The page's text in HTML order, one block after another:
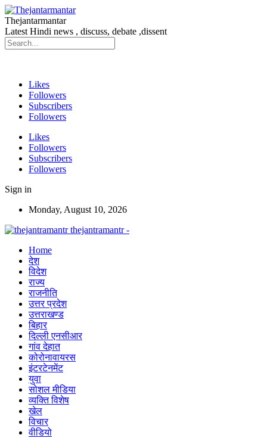
Thejantarmantar
Latest Hindi news , discuss, debate ,dissent
Likes
Followers
Subscribers
Followers
Likes
Followers
Subscribers
Followers
Sign in
Monday, August 10, 2026
thejantramantr -
Home
देश
विदेश
राज्य
राजनीति
उत्तर प्रदेश
उत्तराखण्ड
बिहार
दिल्ली एनसीआर
गांव देहात
कोरोनावायरस
इंटरटेनमेंट
युवा
सोशल मीडिया
व्यक्ति विशेष
खेल
विचार
वीडियो